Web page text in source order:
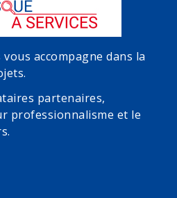
vous accompagne dans la
partenaires,
professionnalisme et le